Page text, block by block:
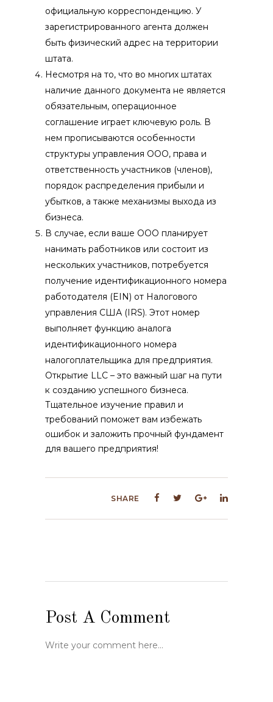
официальную корреспонденцию. У
зарегистрированного агента должен
быть физический адрес на территории
штата.
Несмотря на то, что во многих штатах
наличие данного документа не является
обязательным, операционное
соглашение играет ключевую роль. В
нем прописываются особенности
структуры управления ООО, права и
ответственность участников (членов),
порядок распределения прибыли и
убытков, а также механизмы выхода из
бизнеса.
В случае, если ваше ООО планирует
нанимать работников или состоит из
нескольких участников, потребуется
получение идентификационного номера
работодателя (EIN) от Налогового
управления США (IRS). Этот номер
выполняет функцию аналога
идентификационного номера
налогоплательщика для предприятия.
Открытие LLC – это важный шаг на пути
к созданию успешного бизнеса.
Тщательное изучение правил и
требований поможет вам избежать
ошибок и заложить прочный фундамент
для вашего предприятия!
SHARE
Post A Comment